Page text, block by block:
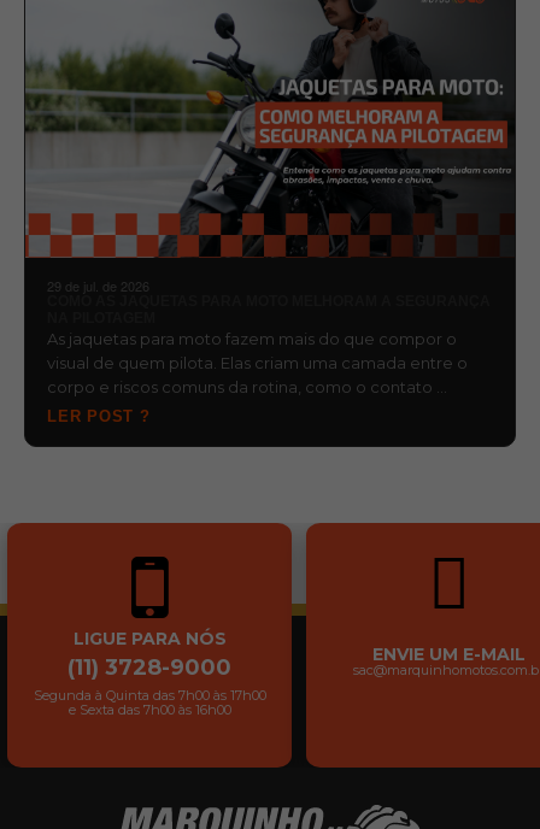
29 de jul. de 2026
As jaquetas para moto fazem mais do que compor o
visual de quem pilota. Elas criam uma camada entre o
corpo e riscos comuns da rotina, como o contato …
LER POST ?
LIGUE PARA NÓS
(11) 3728-9000
Segunda à Quinta das 7h00 às 17h00
e Sexta das 7h00 às 16h00
ENVIE UM E-MAIL